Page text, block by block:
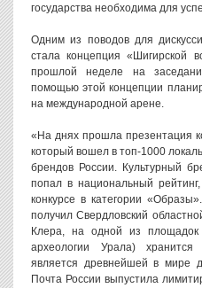
государства необходима для
Одним из поводов для
стала концепция «Шигирской
прошлой неделе на
помощью этой концепции
на международной арене.
«На днях прошла презентация
который вошел в топ-1000
брендов России. Культурный
попал в национальный
конкурсе в категории
получил Свердловский
Клера, на одной из
археологии Урала)
является древнейшей в мире
Почта России выпустила